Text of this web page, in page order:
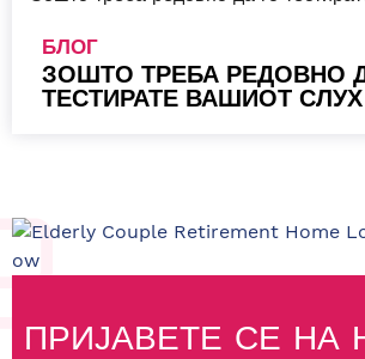
БЛОГ
ЗОШТО ТРЕБА РЕДОВНО
ТЕСТИРАТЕ ВАШИОТ СЛУХ
ПРИЈАВЕТЕ СЕ НА